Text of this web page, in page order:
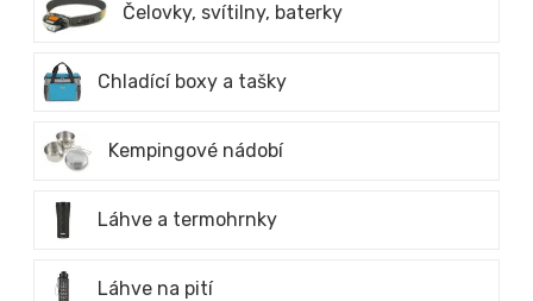
Čelovky, svítilny, baterky
Chladící boxy a tašky
Kempingové nádobí
Láhve a termohrnky
Láhve na pití